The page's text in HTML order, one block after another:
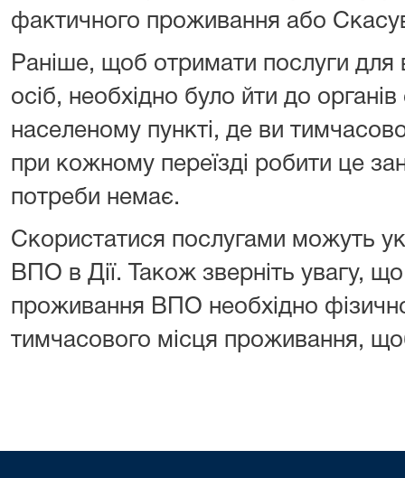
фактичного проживання або
Раніше, щоб отримати послуги для
осіб, необхідно було йти до
населеному пункті, де ви
при кожному переїзді робити це
потреби немає.
Скористатися послугами можуть
ВПО в Дії. Також зверніть увагу,
проживання ВПО необхідно
тимчасового місця проживання,